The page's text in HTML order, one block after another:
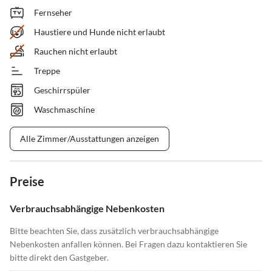
Fernseher
Haustiere und Hunde nicht erlaubt
Rauchen nicht erlaubt
Treppe
Geschirrspüler
Waschmaschine
Alle Zimmer/Ausstattungen anzeigen
Preise
Verbrauchsabhängige Nebenkosten
Bitte beachten Sie, dass zusätzlich verbrauchsabhängige
Nebenkosten anfallen können. Bei Fragen dazu kontaktieren Sie
bitte direkt den Gastgeber.